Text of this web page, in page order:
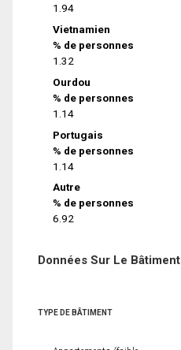
1.94
Vietnamien
% de personnes
1.32
Ourdou
% de personnes
1.14
Portugais
% de personnes
1.14
Autre
% de personnes
6.92
Données Sur Le Bâtiment
TYPE DE BÂTIMENT